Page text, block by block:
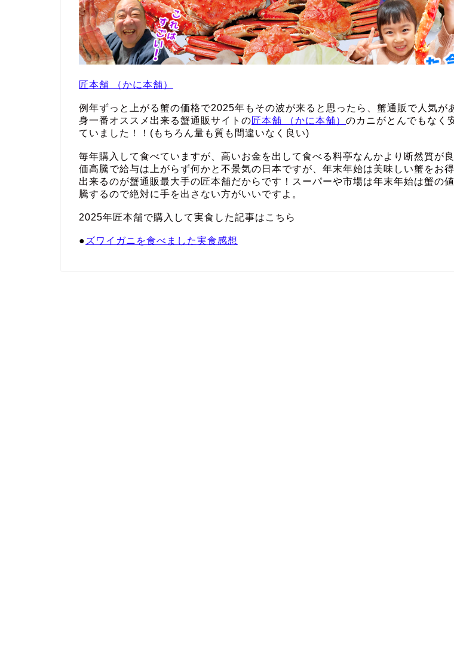
匠本舗 （かに本舗）
例年ずっと上がる蟹の価格で2025年もその波が来ると思ったら、蟹通販で人気が
身一番オススメ出来る蟹通販サイトの匠本舗 （かに本舗） のカニがとんでもなく
ていました！！(もちろん量も質も間違いなく良い)
毎年購入して食べていますが、高いお金を出して食べる料亭なんかより断然質が
価高騰で給与は上がらず何かと不景気の日本ですが、年末年始は美味しい蟹をお
出来るのが蟹通販最大手の匠本舗だからです！スーパーや市場は年末年始は蟹の
騰するので絶対に手を出さない方がいいですよ。
2025年匠本舗で購入して実食した記事はこちら
● ズワイガニを食べました実食感想